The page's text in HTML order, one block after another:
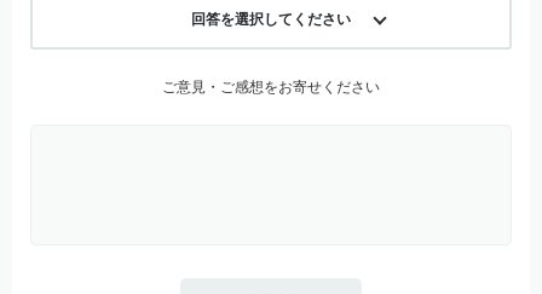
回答を選択してください
ご意見・ご感想をお寄せください